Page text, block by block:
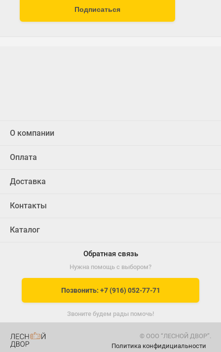
Подписаться
О компании
Оплата
Доставка
Контакты
Каталог
Обратная связь
Нужна помощь с выбором?
Позвонить: +7 (916) 052-77-71
Звоните будем рады помочь!
© ООО “ЛЕСНОЙ ДВОР”.
Политика конфидициальности